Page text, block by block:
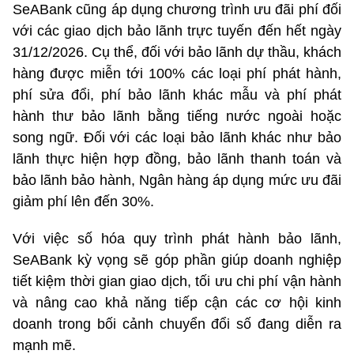
SeABank cũng áp dụng chương trình ưu đãi phí đối
với các giao dịch bảo lãnh trực tuyến đến hết ngày
31/12/2026. Cụ thể, đối với bảo lãnh dự thầu, khách
hàng được miễn tới 100% các loại phí phát hành,
phí sửa đổi, phí bảo lãnh khác mẫu và phí phát
hành thư bảo lãnh bằng tiếng nước ngoài hoặc
song ngữ. Đối với các loại bảo lãnh khác như bảo
lãnh thực hiện hợp đồng, bảo lãnh thanh toán và
bảo lãnh bảo hành, Ngân hàng áp dụng mức ưu đãi
giảm phí lên đến 30%.
Với việc số hóa quy trình phát hành bảo lãnh,
SeABank kỳ vọng sẽ góp phần giúp doanh nghiệp
tiết kiệm thời gian giao dịch, tối ưu chi phí vận hành
và nâng cao khả năng tiếp cận các cơ hội kinh
doanh trong bối cảnh chuyển đổi số đang diễn ra
mạnh mẽ.